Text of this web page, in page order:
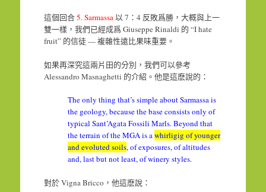
這個回合5. Sarmassa以 7：4 反敗爲勝，大概與上一
雙一樣，我們已經成爲 Giuseppe Rinaldi 的 “I hate
fruit” 的信徒 — 複雜性遠比果味重要。
如果再深究這兩片田的分別，我們可以參考
Alessandro Masnaghetti 的介紹。他是這麽說的：
The only thing that’s simple about Sarmassa is
the geology, because the base consists only of
typical Sant’Agata Fossili Marls. Beyond that
the terrain of the MGA is awhirligig of younger
and evoluted soils, of exposures, of altitudes
and, last but not least, of winery styles.
對於 Vigna Bricco，他這麽說：